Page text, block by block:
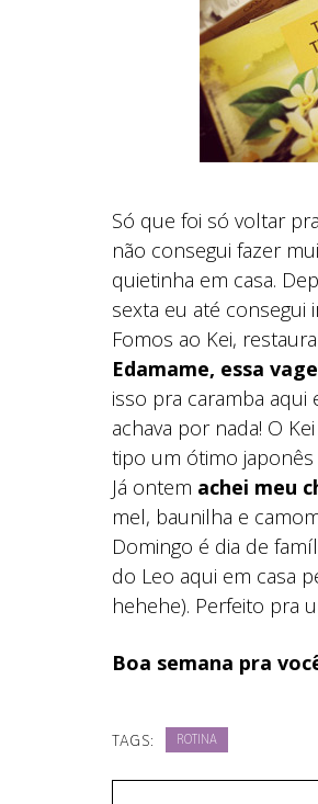
Só que foi só voltar
não consegui fazer
quietinha em casa.
sexta eu até consegui
Fomos ao Kei,
Edamame, essa
isso pra caramba aqui
achava por nada! O
tipo um ótimo
Já ontem achei meu
mel, baunilha e
Domingo é dia de
do Leo aqui em casa
hehehe). Perfeito pra
Boa semana pra
TAGS: ROTINA